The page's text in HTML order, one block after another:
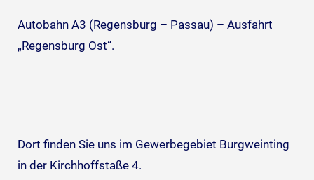
Autobahn A3 (Regensburg – Passau) – Ausfahrt
„Regensburg Ost“.
Dort finden Sie uns im Gewerbegebiet Burgweinting
in der Kirchhoffstaße 4.